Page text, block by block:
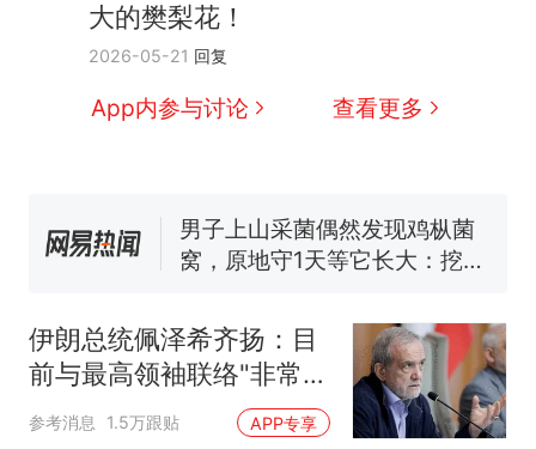
大的樊梨花！
2026-05-21 回复
App内参与讨论 查看更多
热 制裁瓜子饺子，美国怕什
么？
新 那个在床头放菜刀的女孩，
协会回应
男子上山采菌偶然发现鸡枞菌
窝，原地守1天等它长大：挖了
回大海 目击者直呼震惊 （视频
来源：参考消息）
笔试第一被第二名传话劝弃考
官方通报
制裁瓜子饺子，美国怕什
伊朗总统佩泽希齐扬：目
前与最高领袖联络"非常困
难"
参考消息 1.5万跟贴 APP专享